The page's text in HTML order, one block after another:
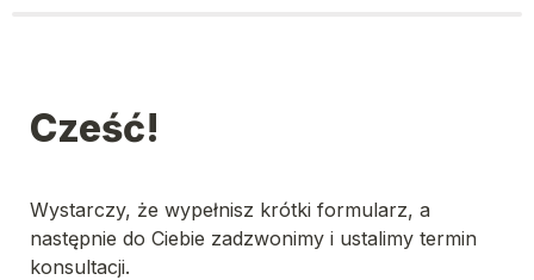
Cześć!
Wystarczy, że wypełnisz krótki formularz, a
następnie do Ciebie zadzwonimy i ustalimy termin
konsultacji.